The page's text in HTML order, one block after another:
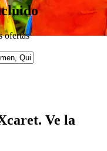
ofertas
Ve la